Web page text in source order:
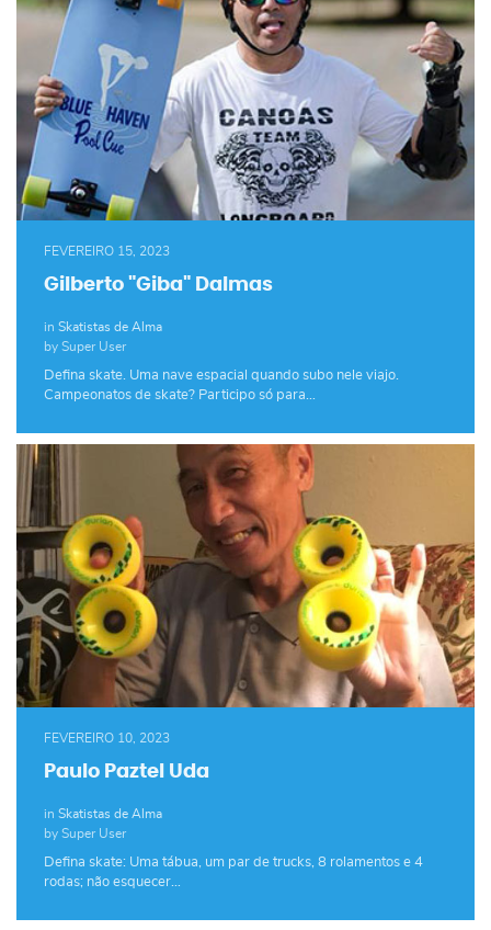
FEVEREIRO 15, 2023
Gilberto "Giba" Dalmas
in Skatistas de Alma
by Super User
Defina skate. Uma nave espacial quando subo nele viajo.
Campeonatos de skate? Participo só para…
FEVEREIRO 10, 2023
Paulo Paztel Uda
in Skatistas de Alma
by Super User
Defina skate: Uma tábua, um par de trucks, 8 rolamentos e 4
rodas; não esquecer…